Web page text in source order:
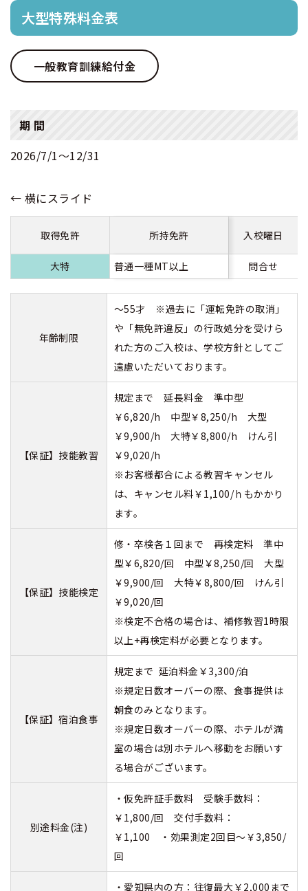
まるわかり！合宿免許Q＆A
大型特殊料金表
一般教育訓練給付金
期 間
2026/7/1〜12/31
取得免許 所持免許 入校曜日
大特 普通一種MT以上 問合せ
年齢制限
～55才 ※過去に「運転免許の取消」
や「無免許違反」の行政処分を受けら
れた方のご入校は、学校方針としてご
遠慮いただいております。
【保証】技能教習
規定まで 延長料金 準中型
￥6,820/h 中型￥8,250/h 大型
￥9,900/h 大特￥8,800/h けん引
￥9,020/h
※お客様都合による教習キャンセル
は、キャンセル料￥1,100/ｈもかかり
ます。
【保証】技能検定
修・卒検各１回まで 再検定料 準中
型￥6,820/回 中型￥8,250/回 大型
￥9,900/回 大特￥8,800/回 けん引
￥9,020/回
※検定不合格の場合は、補修教習1時限
以上+再検定料が必要となります。
【保証】宿泊食事
規定まで 延泊料金￥3,300/泊
※規定日数オーバーの際、食事提供は
朝食のみとなります。
※規定日数オーバーの際、ホテルが満
室の場合は別ホテルへ移動をお願いす
る場合がございます。
別途料金(注)
・仮免許証手数料 受験手数料：
￥1,800/回 交付手数料：
￥1,100 ・効果測定2回目～￥3,850/
回
・愛知県内の方：往復最大￥2,000まで